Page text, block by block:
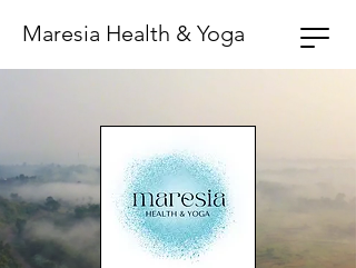
Maresia Health & Yoga